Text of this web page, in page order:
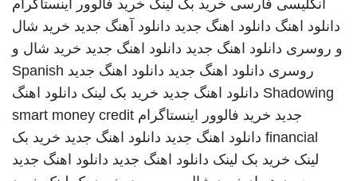
انگلیسی فارسی خرید بک لینک خرید فالوور اینستاگرام
دانلود اهنگ دانلود اهنگ جدید دانلود آهنگ جدید خرید شال
و روسری دانلود اهنگ جدید دانلود اهنگ جدید خرید شال و
روسری دانلود اهنگ جدید دانلود اهنگ جدید Spanish
Shadowing دانلود اهنگ جدید خرید بک لینک دانلود اهنگ
جدید خرید فالوور اینستاگرام smart money credit
financial دانلود اهنگ جدید دانلود اهنگ جدید خرید بک
لینک خرید بک لینک دانلود اهنگ جدید دانلود اهنگ جدید